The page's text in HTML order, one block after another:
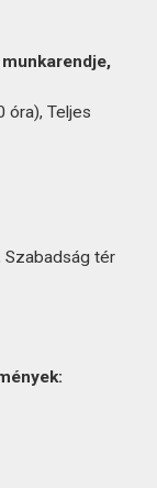
óra), Teljes
Szabadság tér